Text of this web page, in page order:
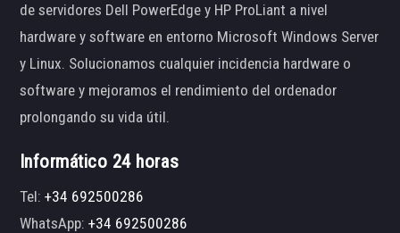
de servidores Dell PowerEdge y HP ProLiant a nivel
hardware y software en entorno Microsoft Windows Server
y Linux. Solucionamos cualquier incidencia hardware o
software y mejoramos el rendimiento del ordenador
prolongando su vida útil.
Informático 24 horas
Tel:+34 692500286
WhatsApp:+34 692500286